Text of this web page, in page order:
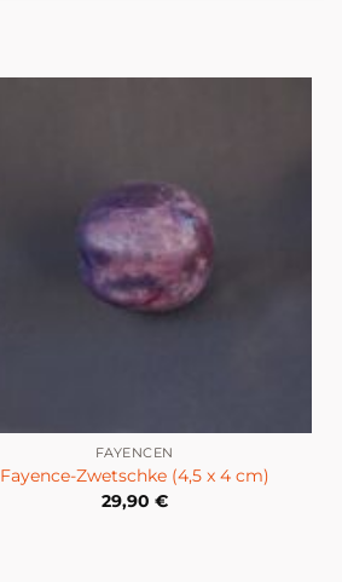
FAYENCEN
Fayence-Zwetschke (4,5 x 4 cm)
29,90 €